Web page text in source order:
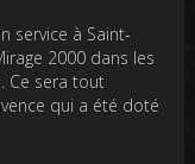
service à Saint-
2000 dans les
Ce sera tout
qui a été doté